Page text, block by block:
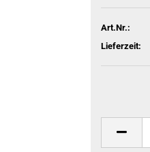
Art.Nr.:
Lieferzeit: